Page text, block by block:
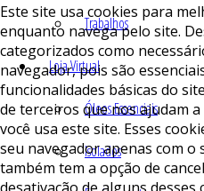
Trabalhos
Loja Virtual
Óleos Essenciais
Isolados
Este site usa cookies para
enquanto navega pelo site.
categorizados como
navegador, pois são
funcionalidades básicas do
de terceiros que nos ajudam
você usa este site. Esses
seu navegador apenas com o
também tem a opção de
desativação de alguns